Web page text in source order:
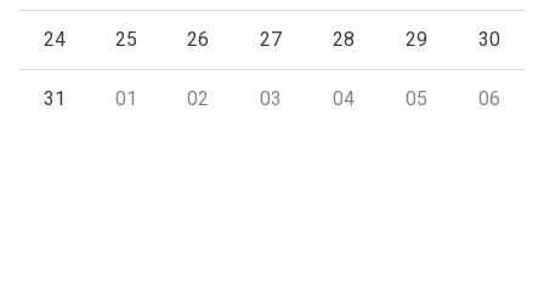
24 25 26 27 28 29 30
31 01 02 03 04 05 06